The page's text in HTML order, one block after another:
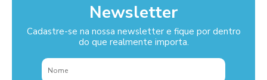
Newsletter
Cadastre-se na nossa newsletter e fique por dentro
do que realmente importa.